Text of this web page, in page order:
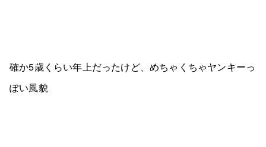
確か5歳くらい年上だったけど、めちゃくちゃヤンキーっ
ぽい風貌